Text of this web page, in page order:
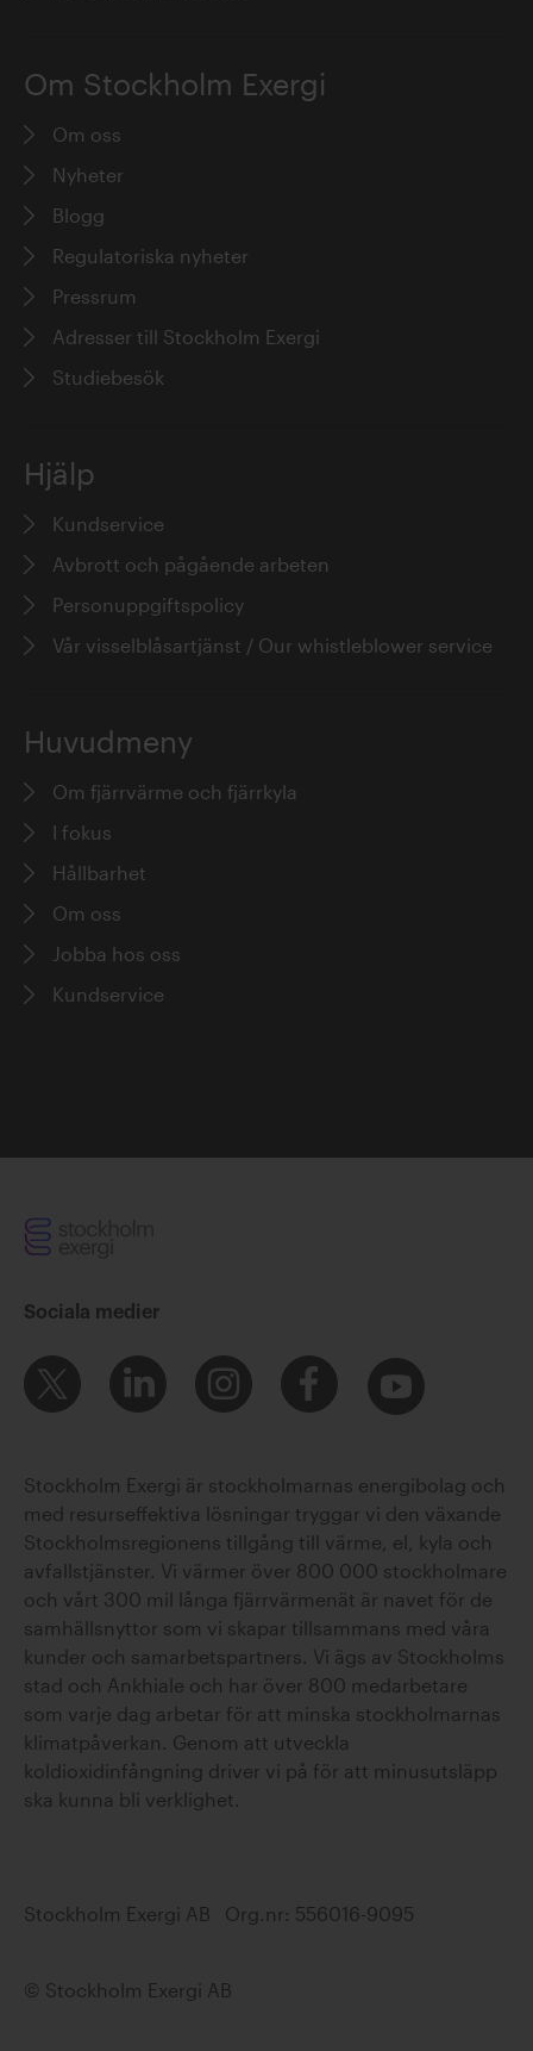
Om Stockholm Exergi
Om oss
Nyheter
Blogg
Regulatoriska nyheter
Pressrum
Adresser till Stockholm Exergi
Studiebesök
Hjälp
Kundservice
Avbrott och pågående arbeten
Personuppgiftspolicy
Vår visselblåsartjänst / Our whistleblower service
Huvudmeny
Om fjärrvärme och fjärrkyla
I fokus
Hållbarhet
Om oss
Jobba hos oss
Kundservice
Sociala medier
Stockholm Exergi är stockholmarnas energibolag och
med resurseffektiva lösningar tryggar vi den växande
Stockholmsregionens tillgång till värme, el, kyla och
avfallstjänster. Vi värmer över 800 000 stockholmare
och vårt 300 mil långa fjärrvärmenät är navet för de
samhällsnyttor som vi skapar tillsammans med våra
kunder och samarbetspartners. Vi ägs av Stockholms
stad och Ankhiale och har över 800 medarbetare
som varje dag arbetar för att minska stockholmarnas
klimatpåverkan. Genom att utveckla
koldioxidinfångning driver vi på för att minusutsläpp
ska kunna bli verklighet.
Stockholm Exergi AB Org.nr: 556016-9095
© Stockholm Exergi AB